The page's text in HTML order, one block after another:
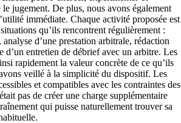
le jugement. De plus, nous avons également
immédiate. Chaque activité proposée est
qu’ils rencontrent régulièrement :
d’une prestation arbitrale, rédaction
d’un entretien de débrief avec un arbitre. Les
rapidement la valeur concrète de ce qu’ils
veillé à la simplicité du dispositif. Les
et compatibles avec les contraintes des
pas de créer une charge supplémentaire
qui puisse naturellement trouver sa